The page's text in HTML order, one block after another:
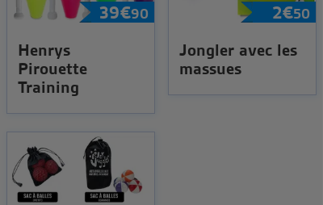
39€90
Henrys
Pirouette
Training
2€50
Jongler avec les
massues